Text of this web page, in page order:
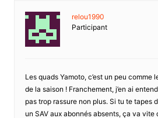
relou1990
Participant
Les quads Yamoto, c’est un peu comme
de la saison ! Franchement, j’en ai
pas trop rassure non plus. Si tu te tapes
un SAV aux abonnés absents, ça va vite